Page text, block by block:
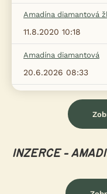
Amadína diamantová
11.8.2020 10:18
Amadína diamantová
20.6.2026 08:33
INZERCE -